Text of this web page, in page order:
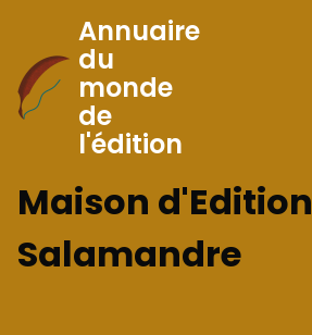
Skip
to
Content
Annuaire
du
monde
de
l'édition
Maison d'Edition
Salamandre